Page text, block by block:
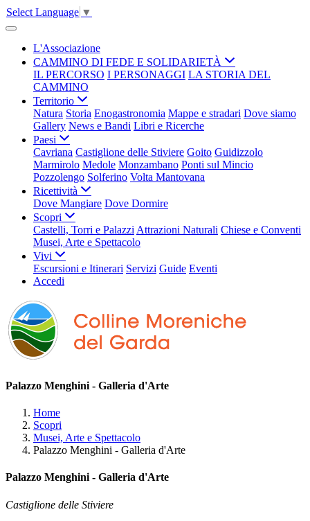
Select Language ▼
L'Associazione
CAMMINO DI FEDE E SOLIDARIETÀ
IL PERCORSO I PERSONAGGI LA STORIA DEL
CAMMINO
Territorio
Natura Storia Enogastronomia Mappe e stradari Dove siamo
Gallery News e Bandi Libri e Ricerche
Paesi
Cavriana Castiglione delle Stiviere Goito Guidizzolo
Marmirolo Medole Monzambano Ponti sul Mincio
Pozzolengo Solferino Volta Mantovana
Ricettività
Dove Mangiare Dove Dormire
Scopri
Castelli, Torri e Palazzi Attrazioni Naturali Chiese e Conventi
Musei, Arte e Spettacolo
Vivi
Escursioni e Itinerari Servizi Guide Eventi
Accedi
Palazzo Menghini - Galleria d'Arte
Home
Scopri
Musei, Arte e Spettacolo
Palazzo Menghini - Galleria d'Arte
Palazzo Menghini - Galleria d'Arte
Castiglione delle Stiviere